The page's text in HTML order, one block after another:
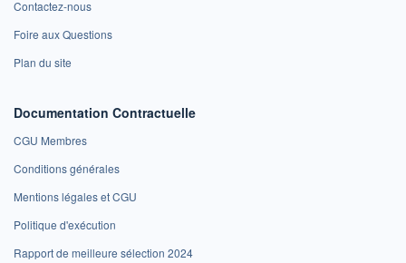
Contactez-nous
Foire aux Questions
Plan du site
Documentation Contractuelle
CGU Membres
Conditions générales
Mentions légales et CGU
Politique d'exécution
Rapport de meilleure sélection 2024